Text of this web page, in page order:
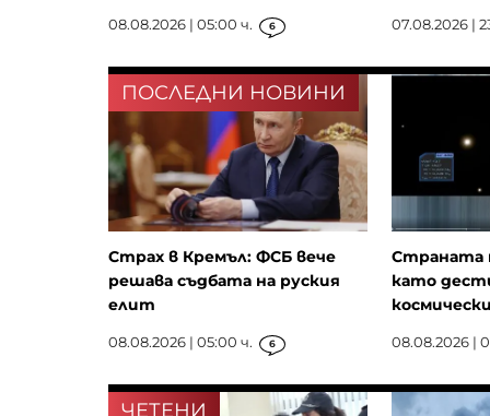
08.08.2026 | 05:00 ч. 6 07.08.2026 |
ПОСЛЕДНИ НОВИНИ
Страх в Кремъл: ФСБ вече
решава съдбата на руския
елит
08.08.2026 | 05:00 ч. 6
Страната
като
08.08.2026 |
ЧЕТЕНИ